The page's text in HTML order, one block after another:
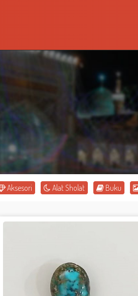
Aksesori Alat Sholat Buku